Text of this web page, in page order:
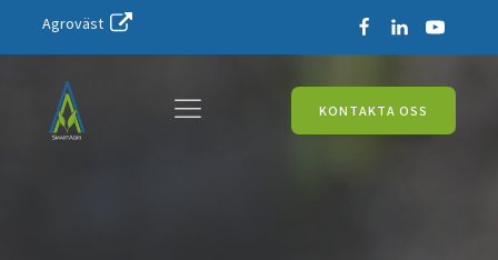
Agroväst
KONTAKTA OSS